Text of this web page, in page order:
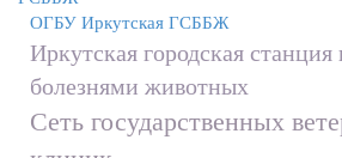
ОГБУ Иркутская ГСББЖ
Иркутская городская станция
болезнями животных
Сеть государственных